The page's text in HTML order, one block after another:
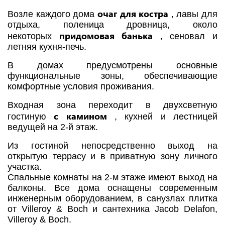
Возле каждого дома очаг для костра , лавы для
отдыха, поленица дровница, около
некоторых придомовая банька , сеновал и
летняя кухня-печь.
В домах предусмотрены основные
функциональные зоны, обеспечивающие
комфортные условия проживания.
Входная зона переходит в двухсветную
гостинуюс камином , кухней и лестницей
ведущей на 2-й этаж.
Из гостиной непосредственно выход на
открытую террасу и в приватную зону личного
участка.
Спальные комнаты на 2-м этаже имеют выход на
балконы. Все дома оснащены современным
инженерным оборудованием, в санузлах плитка
от Villeroy & Boch и сантехника Jacob Delafon,
Villeroy & Boch.